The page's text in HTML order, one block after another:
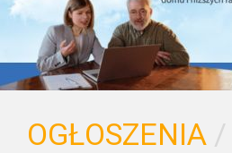
OGŁOSZENIA /